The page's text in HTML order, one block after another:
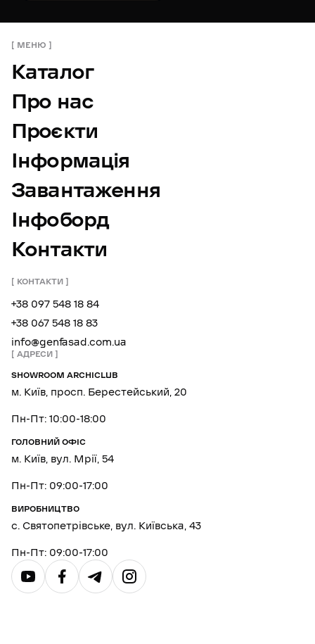
МЕНЮ
Каталог
Про нас
Проєкти
Інформація
Завантаження
Інфоборд
Контакти
КОНТАКТИ
+38 097 548 18 84
+38 067 548 18 83
info@genfasad.com.ua
АДРЕСИ
SHOWROOM ARCHICLUB
м. Київ, просп. Берестейський, 20
Пн-Пт: 10:00-18:00
ГОЛОВНИЙ ОФІС
м. Київ, вул. Мрії, 54
Пн-Пт: 09:00-17:00
ВИРОБНИЦТВО
с. Святопетрівське, вул. Київська, 43
Пн-Пт: 09:00-17:00